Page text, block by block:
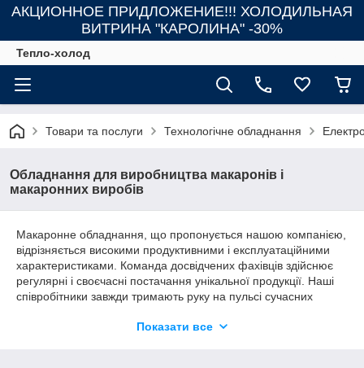
АКЦИОННОЕ ПРИДЛОЖЕНИЕ!!! ХОЛОДИЛЬНАЯ
ВИТРИНА "КАРОЛИНА" -30%
Тепло-холод
Товари та послуги Технологічне обладнання
Обладнання для виробництва макаронів і
макаронних виробів
Макаронне обладнання, що пропонується нашою компанією,
відрізняється високими продуктивними і експлуатаційними
характеристиками. Команда досвідчених фахівців здійснює
регулярні і своєчасні постачання унікальної продукції. Наші
співробітники завжди тримають руку на пульсі сучасних
Завдяки використанню якісного макаронного обладнання,
Показати все